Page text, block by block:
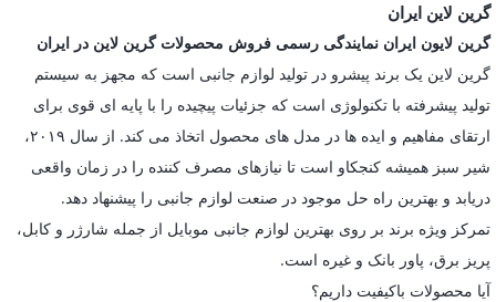
گرین لاین ایران
گرین لایون ایران نمایندگی رسمی فروش محصولات گرین لاین در ایران
گرین لاین یک برند پیشرو در تولید لوازم جانبی است که مجهز به سیستم
تولید پیشرفته با تکنولوژی است که جزئیات پیچیده را با پایه ای قوی برای
ارتقای مفاهیم و ایده ها در مدل های محصول اتخاذ می کند. از سال ۲۰۱۹،
شیر سبز همیشه کنجکاو است تا نیازهای مصرف کننده را در زمان واقعی
دریابد و بهترین راه حل موجود در صنعت لوازم جانبی را پیشنهاد دهد.
تمرکز ویژه برند بر روی بهترین لوازم جانبی موبایل از جمله شارژر و کابل،
پریز برق، پاور بانک و غیره است.
آیا محصولات باکیفیت داریم؟